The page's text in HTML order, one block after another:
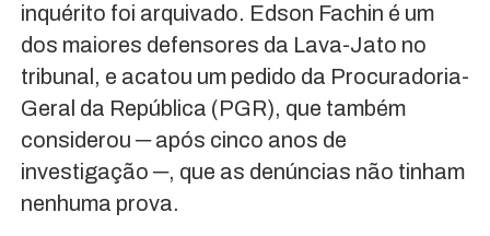
inquérito foi arquivado. Edson Fachin é um
dos maiores defensores da Lava-Jato no
tribunal, e acatou um pedido da Procuradoria-
Geral da República (PGR), que também
considerou ─ após cinco anos de
investigação ─, que as denúncias não tinham
nenhuma prova.